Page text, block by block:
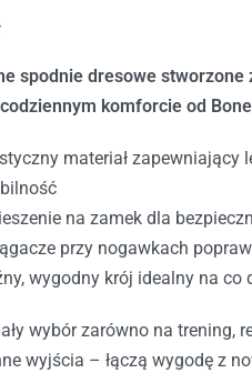
spodnie dresowe stworzone
komforcie od
materiał zapewniający
na zamek dla
przy nogawkach
wygodny krój idealny na co
wybór zarówno na trening,
wyjścia – łączą wygodę z